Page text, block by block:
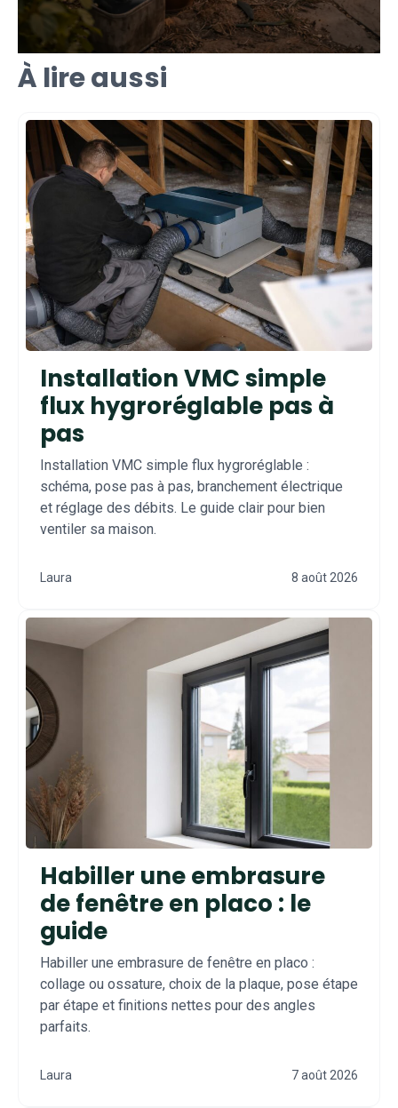
À lire aussi
Installation VMC simple
flux hygroréglable pas à
pas
Installation VMC simple flux hygroréglable :
schéma, pose pas à pas, branchement électrique
et réglage des débits. Le guide clair pour bien
ventiler sa maison.
Laura 8 août 2026
Habiller une embrasure
de fenêtre en placo : le
guide
Habiller une embrasure de fenêtre en placo :
collage ou ossature, choix de la plaque, pose étape
par étape et finitions nettes pour des angles
parfaits.
Laura 7 août 2026